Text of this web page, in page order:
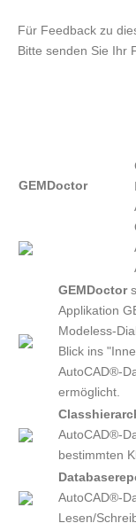
Für Feedback zu
Bitte senden Sie Ihr
GEMDoctor
GEMDoctor
Applikation
Modeless-
Blick ins
AutoCAD®-
ermöglicht.
AutoCAD®-
bestimmten
AutoCAD®-
Lesen/